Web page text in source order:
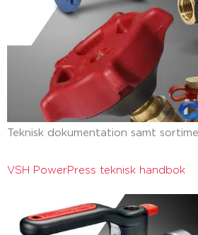
Teknisk dokumentation samt
VSH PowerPress teknisk handbok